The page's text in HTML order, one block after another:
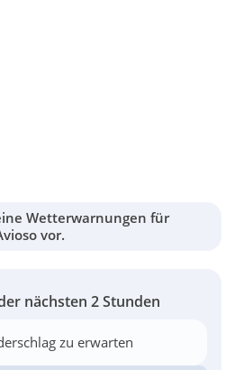
Wetterwarnungen für
vor.
nächsten 2 Stunden
zu erwarten